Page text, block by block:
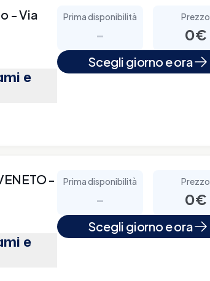
- Via
e
Prima disponibilità
-
Prezzo
0€
Scegli giorno e ora
-
e
Prima disponibilità
-
Prezzo
0€
Scegli giorno e ora